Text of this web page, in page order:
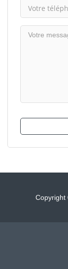
Copyright